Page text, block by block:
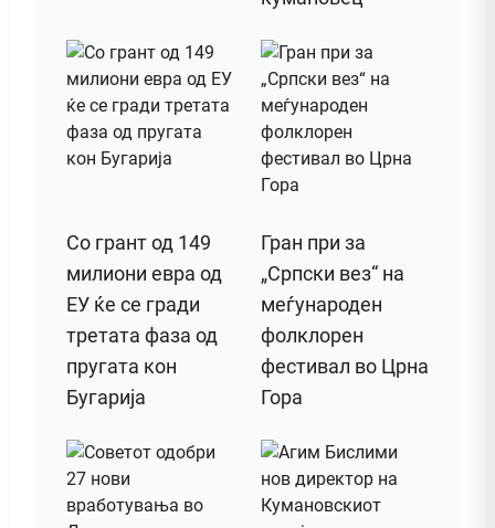
Со грант од 149
милиони евра од
ЕУ ќе се гради
третата фаза од
пругата кон
Бугарија
Гран при за
„Српски вез“ на
меѓународен
фолклорен
фестивал во Црна
Гора